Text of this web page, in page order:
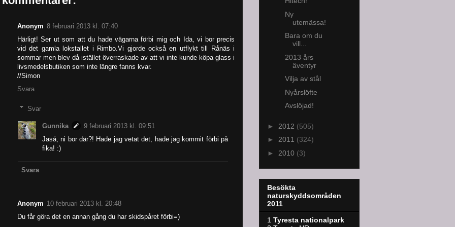
Anonym 8 februari 2013 kl. 07:40
Härligt! Ser ut som att du hade vägarna förbi mig och Ida, vi bor precis
vid det gamla lokstallet i Rimbo.Vi gjorde också en utflykt till Rånäs i
sommar men blev då istället överraskade av att vi inte kunde köpa glass i
livsmedelsbutiken som inte längre fanns kvar.
//Simon
Svara
Svar
Gunnika
9 februari 2013 kl. 09:51
Jaså, ni bor där?! Hade jag vetat det, hade jag kommit förbi på
fika! :)
Svara
Anonym 10 februari 2013 kl. 20:48
Du får göra det en annan gång du har skidspåret förbi=)
Ny
utemässa!
Bara om du
vill...
2013 års
äventyr
Vilja av stål
Nyårslöfte
Avslöjad!
► 2012 (505)
► 2011 (324)
► 2010 (3)
Besökta
naturskyddsområden
2011
1 Tyresta nationalpark